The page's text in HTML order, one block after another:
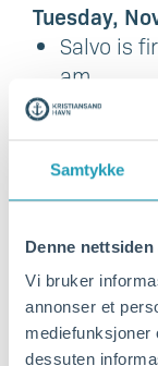
Samtykke
Denne
Vi bruker
annonser et
mediefunksjoner
dessuten
Tuesday,
Salvo is
am
Salvo is
Salvo is
Salvo is
Salvo is
am
Salvo is
Salvo is